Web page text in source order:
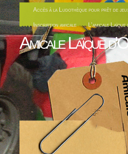
Accès à la Ludothèque pour prêt de
Inscription amicale L’amicale
Amicale Laïque